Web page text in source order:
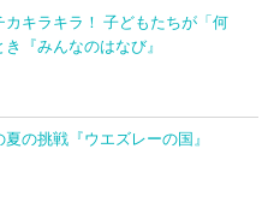
カキラキラ！ 子どもたちが「何
『みんなのはなび』
の挑戦『ウエズレーの国』